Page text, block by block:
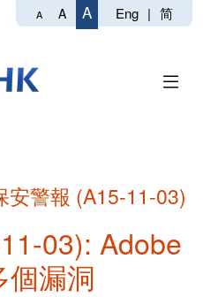
A A A Eng | 简
安警報 (A15-11-03)
03): Adobe
個漏洞